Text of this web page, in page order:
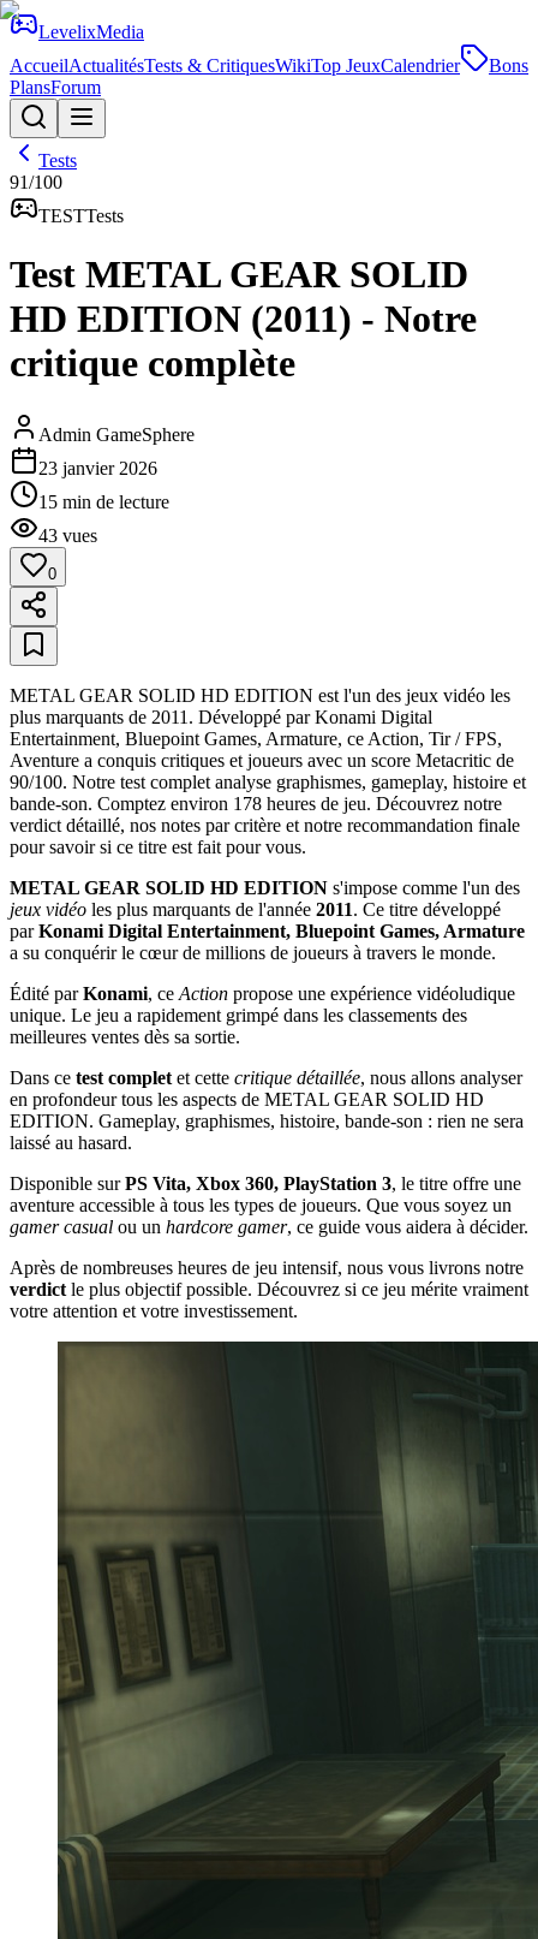
LevelixMedia
AccueilActualitésTests & CritiquesWikiTop JeuxCalendrier
Bons
PlansForum
Tests
91/100
TESTTests
Test METAL GEAR SOLID
HD EDITION (2011) - Notre
critique complète
Admin GameSphere
23 janvier 2026
15 min de lecture
43 vues
0
METAL GEAR SOLID HD EDITION est l'un des jeux vidéo les
plus marquants de 2011. Développé par Konami Digital
Entertainment, Bluepoint Games, Armature, ce Action, Tir / FPS,
Aventure a conquis critiques et joueurs avec un score Metacritic de
90/100. Notre test complet analyse graphismes, gameplay, histoire et
bande-son. Comptez environ 178 heures de jeu. Découvrez notre
verdict détaillé, nos notes par critère et notre recommandation finale
pour savoir si ce titre est fait pour vous.
METAL GEAR SOLID HD EDITION s'impose comme l'un des
jeux vidéo les plus marquants de l'année 2011. Ce titre développé
parKonami Digital Entertainment, Bluepoint Games, Armature
a su conquérir le cœur de millions de joueurs à travers le monde.
Édité parKonami, ce Action propose une expérience vidéoludique
unique. Le jeu a rapidement grimpé dans les classements des
meilleures ventes dès sa sortie.
Dans ce test complet et cette critique détaillée, nous allons analyser
en profondeur tous les aspects de METAL GEAR SOLID HD
EDITION. Gameplay, graphismes, histoire, bande-son : rien ne sera
laissé au hasard.
Disponible surPS Vita, Xbox 360, PlayStation 3, le titre offre une
aventure accessible à tous les types de joueurs. Que vous soyez un
gamer casual ou un hardcore gamer, ce guide vous aidera à décider.
Après de nombreuses heures de jeu intensif, nous vous livrons notre
verdict le plus objectif possible. Découvrez si ce jeu mérite vraiment
votre attention et votre investissement.